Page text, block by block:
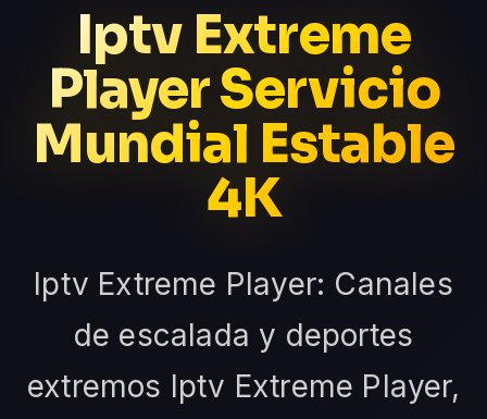
Iptv Extreme
Player Servicio
Mundial Estable
4K
Iptv Extreme Player: Canales
de escalada y deportes
extremos Iptv Extreme Player,